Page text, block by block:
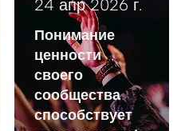
24 апр 2026 г.
Понимание
ценности
своего
сообщества
способствует